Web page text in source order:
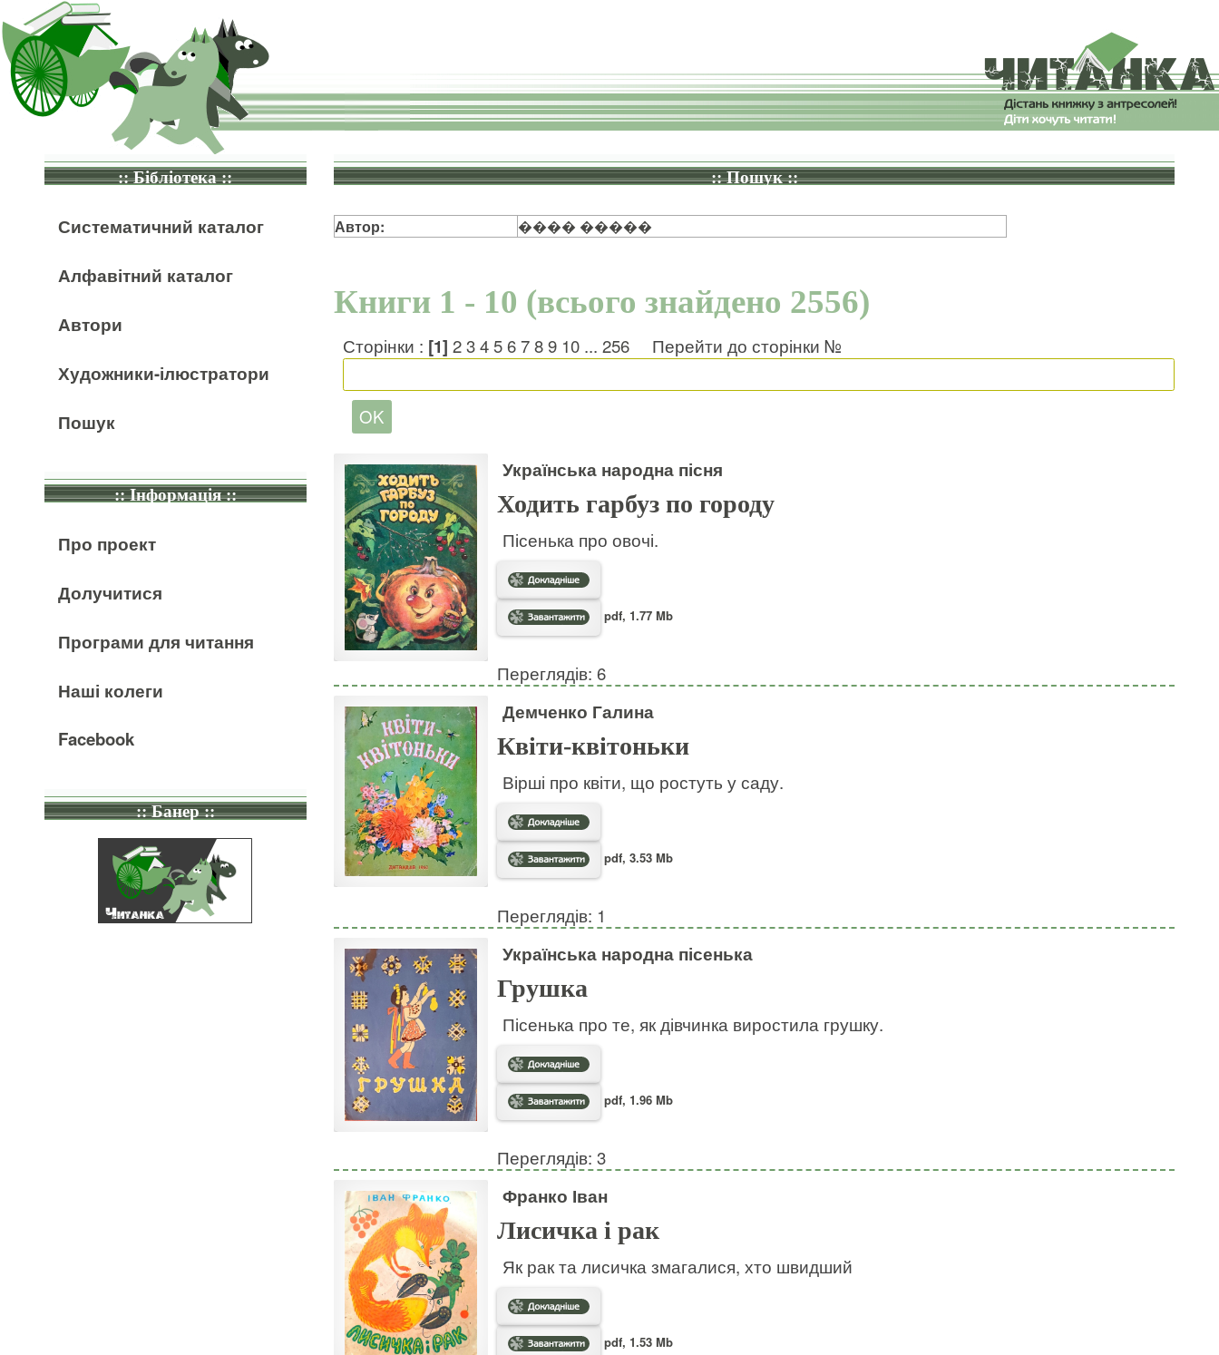
:: Бібліотека ::
Систематичний каталог
Алфавітний каталог
Автори
Художники-ілюстратори
Пошук
:: Інформація ::
Про проект
Долучитися
Програми для читання
Наші колеги
Facebook
:: Банер ::
:: Пошук ::
Автор: ���� �����
Книги 1 - 10 (всього знайдено 2556)
Сторінки : [1] 2 3 4 5 6 7 8 9 10... 256 Перейти до сторінки №
Українська народна пісня
Ходить гарбуз по городу
Пісенька про овочі.
pdf, 1.77 Mb
Переглядів: 6
Демченко Галина
Квіти-квітоньки
Вірші про квіти, що ростуть у саду.
pdf, 3.53 Mb
Переглядів: 1
Українська народна пісенька
Грушка
Пісенька про те, як дівчинка виростила грушку.
pdf, 1.96 Mb
Переглядів: 3
Франко Іван
Лисичка і рак
Як рак та лисичка змагалися, хто швидший
pdf, 1.53 Mb